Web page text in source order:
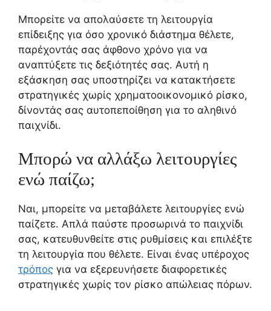
Μπορείτε να απολαύσετε τη λειτουργία
επίδειξης για όσο χρονικό διάστημα θέλετε,
παρέχοντάς σας άφθονο χρόνο για να
αναπτύξετε τις δεξιότητές σας. Αυτή η
εξάσκηση σας υποστηρίζει να κατακτήσετε
στρατηγικές χωρίς χρηματοοικονομικό ρίσκο,
δίνοντάς σας αυτοπεποίθηση για το αληθινό
παιχνίδι.
Μπορώ να αλλάξω λειτουργίες
ενώ παίζω;
Ναι, μπορείτε να μεταβάλετε λειτουργίες ενώ
παίζετε. Απλά παύστε προσωρινά το παιχνίδι
σας, κατευθυνθείτε στις ρυθμίσεις και επιλέξτε
τη λειτουργία που θέλετε. Είναι ένας υπέροχος
τρόπος για να εξερευνήσετε διαφορετικές
στρατηγικές χωρίς τον ρίσκο απώλειας πόρων.